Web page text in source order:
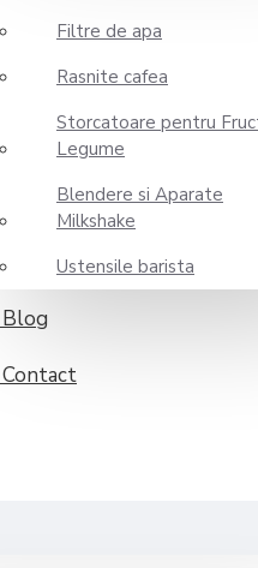
Filtre de apa
Rasnite cafea
Storcatoare pentru
Legume
Blendere si Aparate
Milkshake
Ustensile barista
Blog
Contact